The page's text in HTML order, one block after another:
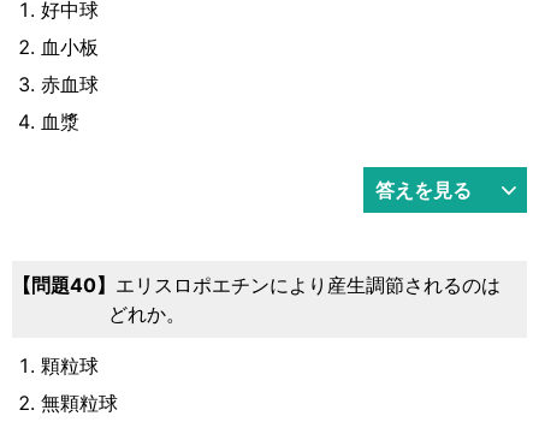
好中球
血小板
赤血球
血漿
答えを見る
40
エリスロポエチンにより産生調節されるのは
どれか。
顆粒球
無顆粒球